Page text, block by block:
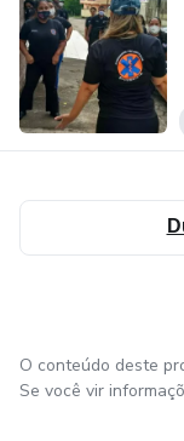
Experiência da
O conteúdo deste
Se você vir